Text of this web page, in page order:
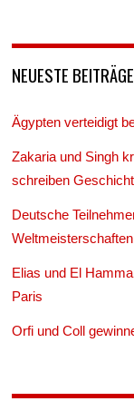
NEUESTE BEITRÄGE
Ägypten verteidigt
Zakaria und Singh
schreiben
Deutsche
Elias und El
Paris
Orfi und Coll